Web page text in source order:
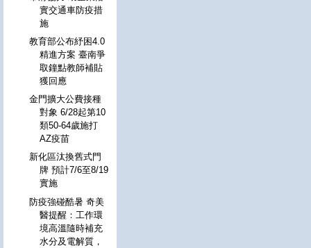
實交通車防疫措
施
教育部公布紓困4.0
精進方案 臺南爭
取鐘點教師補貼
獲回應
金門擴大公費接種
對象 6/28起第10
類50-64歲施打
AZ疫苗
新化區汰換舊式門
牌 預計7/6至8/19
實施
防疫強碰酷暑 奇美
醫提醒：工作環
境高溫隨時補充
水分及電解質，